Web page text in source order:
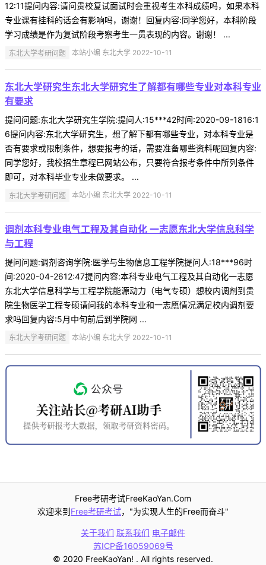
12:11提问内容:请问贵校复试面试时会重视考生本科成绩吗，如果本科
专业课有挂科的话会有影响吗，谢谢！回复内容:同学您好，本科阶段
学习成绩是作为复试阶段考察考生一贯表现的内容。谢谢！ ...
东北大学考研问题 本站小编 东北大学 2022-10-11
东北大学研究生东北大学研究生了解都有哪些专业对本科专业
有要求
提问问题:东北大学研究生学院:提问人:15***42时间:2020-09-1816:1
6提问内容:东北大学研究生，想了解下都有哪些专业，对本科专业是
否有要求或限制条件，想要报考的话，需要准备哪些资料呢回复内容:
同学您好，我校招生章程已网站公布，只要符合报考条件中所列条件
即可，对本科毕业专业未做要求。 ...
东北大学考研问题 本站小编 东北大学 2022-10-11
调剂本科专业电气工程及其自动化 一志愿东北大学信息科学
与工程
提问问题:调剂咨询学院:医学与生物信息工程学院提问人:18***96时
间:2020-04-2612:47提问内容:本科专业电气工程及其自动化一志愿
东北大学信息科学与工程学院能源动力（电气专硕）想校内调剂到贵
院生物医学工程专硕请问我的本科专业和一志愿情况满足校内调剂要
求吗回复内容:5月中旬前后到学院网 ...
东北大学考研问题 本站小编 东北大学 2022-10-11
Free考研考试FreeKaoYan.Com
欢迎来到Free考研考试，"为实现人生的Free而奋斗"
关于我们 联系我们 电子邮件
苏ICP备16059069号
© 2020 FreeKaoYan! . All rights reserved.